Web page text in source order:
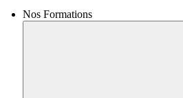
Nos Formations